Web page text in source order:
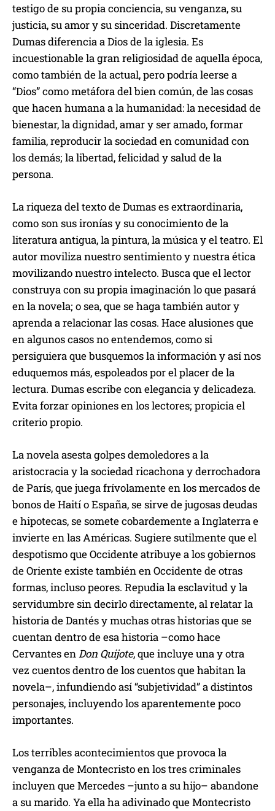
testigo de su propia conciencia, su venganza, su
justicia, su amor y su sinceridad. Discretamente
Dumas diferencia a Dios de la iglesia. Es
incuestionable la gran religiosidad de aquella época,
como también de la actual, pero podría leerse a
“Dios” como metáfora del bien común, de las cosas
que hacen humana a la humanidad: la necesidad de
bienestar, la dignidad, amar y ser amado, formar
familia, reproducir la sociedad en comunidad con
los demás; la libertad, felicidad y salud de la
persona.
La riqueza del texto de Dumas es extraordinaria,
como son sus ironías y su conocimiento de la
literatura antigua, la pintura, la música y el teatro. El
autor moviliza nuestro sentimiento y nuestra ética
movilizando nuestro intelecto. Busca que el lector
construya con su propia imaginación lo que pasará
en la novela; o sea, que se haga también autor y
aprenda a relacionar las cosas. Hace alusiones que
en algunos casos no entendemos, como si
persiguiera que busquemos la información y así nos
eduquemos más, espoleados por el placer de la
lectura. Dumas escribe con elegancia y delicadeza.
Evita forzar opiniones en los lectores; propicia el
criterio propio.
La novela asesta golpes demoledores a la
aristocracia y la sociedad ricachona y derrochadora
de París, que juega frívolamente en los mercados de
bonos de Haití o España, se sirve de jugosas deudas
e hipotecas, se somete cobardemente a Inglaterra e
invierte en las Américas. Sugiere sutilmente que el
despotismo que Occidente atribuye a los gobiernos
de Oriente existe también en Occidente de otras
formas, incluso peores. Repudia la esclavitud y la
servidumbre sin decirlo directamente, al relatar la
historia de Dantés y muchas otras historias que se
cuentan dentro de esa historia –como hace
Cervantes enDon Quijote, que incluye una y otra
vez cuentos dentro de los cuentos que habitan la
novela–, infundiendo así “subjetividad” a distintos
personajes, incluyendo los aparentemente poco
importantes.
Los terribles acontecimientos que provoca la
venganza de Montecristo en los tres criminales
incluyen que Mercedes –junto a su hijo– abandone
a su marido. Ya ella ha adivinado que Montecristo